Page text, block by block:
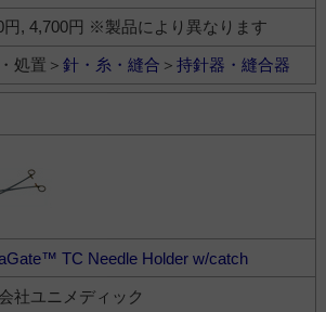
円, 4,700円 ※製品により異なります
処置＞ 針・糸・縫合 ＞ 持針器・縫合器
TC Needle Holder w/catch
社ユニメディック